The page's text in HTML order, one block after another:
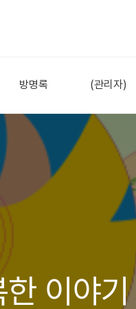
방명록 (관리자)
이야기